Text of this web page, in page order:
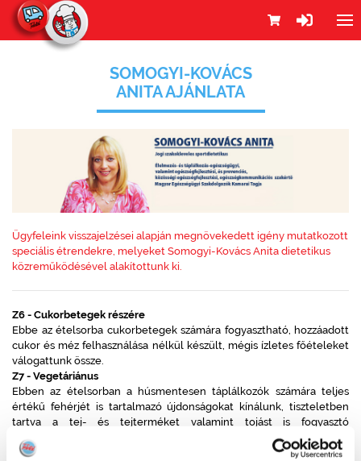
SOMOGYI-KOVÁCS
ANITA AJÁNLATA
Ügyfeleink visszajelzései alapján megnövekedett igény mutatkozott
speciális étrendekre, melyeket Somogyi-Kovács Anita dietetikus
közreműködésével alakítottunk ki.
Z6 - Cukorbetegek részére
Ebbe az ételsorba cukorbetegek számára fogyasztható, hozzáadott
cukor és méz felhasználása nélkül készült, mégis ízletes főételeket
válogattunk össze.
Z7 - Vegetáriánus
Ebben az ételsorban a húsmentesen táplálkozók számára teljes
értékű fehérjét is tartalmazó újdonságokat kínálunk, tiszteletben
tartva a tej- és tejterméket valamint tojást is fogyasztó
vegetáriánusok igényeit.
Z8 - Kismama